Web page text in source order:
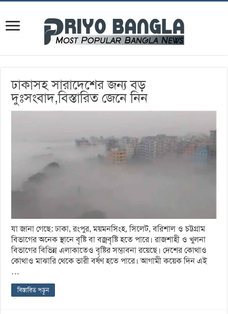
ঢাকাসহ সারাদেশের জন্য বড়
দুঃসংবাদ,বিস্তারিত জেনে নিন
যা জানা গেছে: ঢাকা, রংপুর, ময়মনসিংহ, সিলেট, বরিশাল ও চট্টগ্রাম
বিভাগের অনেক স্থানে বৃষ্টি বা বজ্রবৃষ্টি হতে পারে। রাজশাহী ও খুলনা
বিভাগের বিভিন্ন এলাকাতেও বৃষ্টির সম্ভাবনা রয়েছে। দেশের কোথাও
কোথাও মাঝারি থেকে ভারী বর্ষণ হতে পারে। আগামী কয়েক দিন এই
…
বিস্তারিত পড়ুন